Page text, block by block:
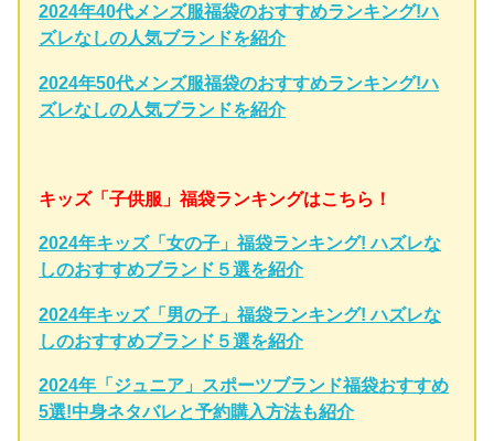
2024年40代メンズ服福袋のおすすめランキング!ハ
ズレなしの人気ブランドを紹介
2024年50代メンズ服福袋のおすすめランキング!ハ
ズレなしの人気ブランドを紹介
キッズ「子供服」福袋ランキングはこちら！
2024年キッズ「女の子」福袋ランキング! ハズレな
しのおすすめブランド５選を紹介
2024年キッズ「男の子」福袋ランキング! ハズレな
しのおすすめブランド５選を紹介
2024年「ジュニア」スポーツブランド福袋おすすめ
5選!中身ネタバレと予約購入方法も紹介